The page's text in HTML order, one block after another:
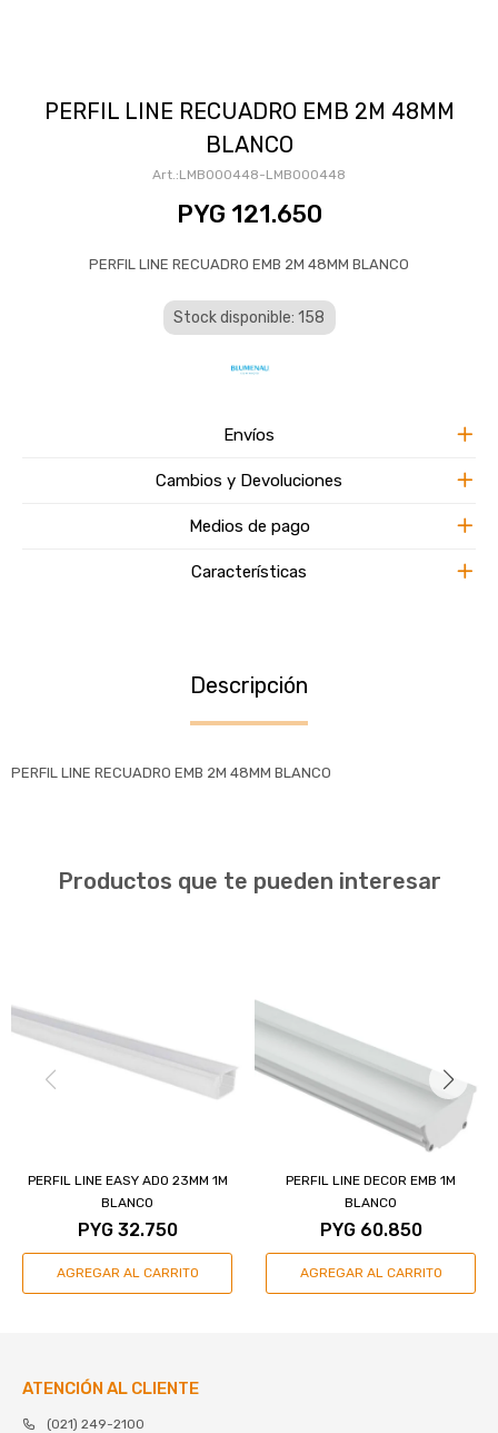
PERFIL LINE RECUADRO EMB 2M 48MM
BLANCO
LMB000448-LMB000448
PYG 121.650
PERFIL LINE RECUADRO EMB 2M 48MM BLANCO
Stock disponible: 158
Envíos
Cambios y Devoluciones
Medios de pago
Características
Descripción
PERFIL LINE RECUADRO EMB 2M 48MM BLANCO
Productos que te pueden interesar
PERFIL LINE EASY ADO 23MM 1M
BLANCO
PYG 32.750
PERFIL LINE DECOR EMB 1M
BLANCO
PYG 60.850
ATENCIÓN AL CLIENTE
(021) 249-2100